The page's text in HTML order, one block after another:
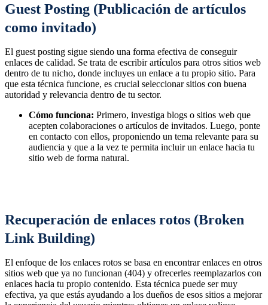
Guest Posting (Publicación de artículos
como invitado)
El guest posting sigue siendo una forma efectiva de conseguir
enlaces de calidad. Se trata de escribir artículos para otros sitios web
dentro de tu nicho, donde incluyes un enlace a tu propio sitio. Para
que esta técnica funcione, es crucial seleccionar sitios con buena
autoridad y relevancia dentro de tu sector.
Cómo funciona: Primero, investiga blogs o sitios web que
acepten colaboraciones o artículos de invitados. Luego, ponte
en contacto con ellos, proponiendo un tema relevante para su
audiencia y que a la vez te permita incluir un enlace hacia tu
sitio web de forma natural.
Recuperación de enlaces rotos (Broken
Link Building)
El enfoque de los enlaces rotos se basa en encontrar enlaces en otros
sitios web que ya no funcionan (404) y ofrecerles reemplazarlos con
enlaces hacia tu propio contenido. Esta técnica puede ser muy
efectiva, ya que estás ayudando a los dueños de esos sitios a mejorar